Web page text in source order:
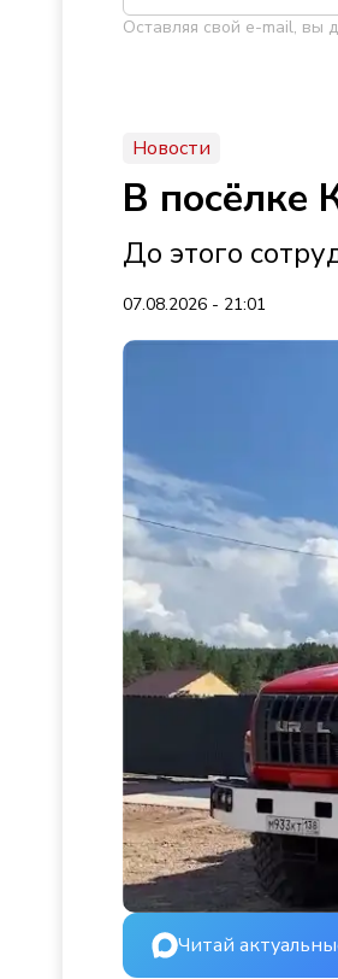
Оставляя свой e-mail, вы
Новости
В посёлке
До этого
07.08.2026 - 21:01
Читай